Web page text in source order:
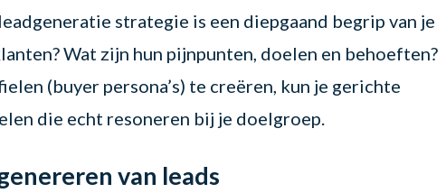
strategie is een diepgaand begrip van je
Wat zijn hun pijnpunten, doelen en behoeften?
(buyer persona’s) te creëren, kun je gerichte
die echt resoneren bij je doelgroep.
van leads